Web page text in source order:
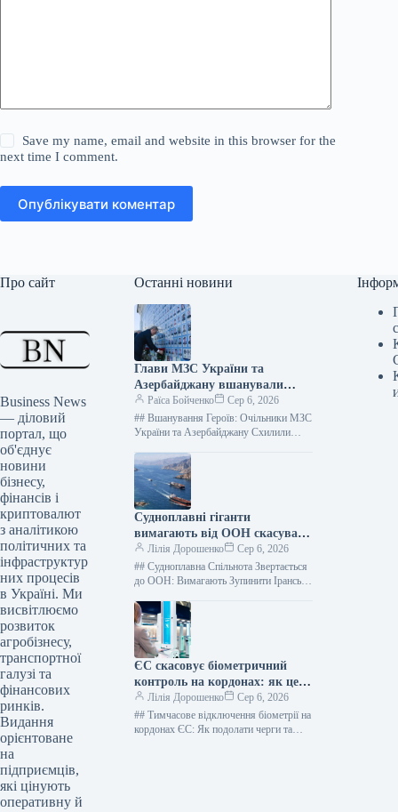
Save my name, email and website in this browser for the
next time I comment.
Опублікувати коментар
Про сайт
Business News
— діловий
портал, що
об'єднує
новини
бізнесу,
фінансів і
криптовалют
з аналітикою
політичних та
інфраструктур
них процесів
в Україні. Ми
висвітлюємо
розвиток
агробізнесу,
транспортної
галузі та
фінансових
ринків.
Видання
орієнтоване
на
підприємців,
які цінують
оперативну й
Останні новини
Глави МЗС України та
Азербайджану вшанували
полеглих захисників України
Раїса Бойченко
Сер 6, 2026
## Вшанування Героїв: Очільники МЗС
України та Азербайджану Схилили
Вітчизни 6 серпня 2026 року, у Києві…
Судноплавні гіганти
вимагають від ООН скасувати
збори за прохід Ормузькою
протокою
Лілія Дорошенко
Сер 6, 2026
## Судноплавна Спільнота Звертається
до ООН: Вимагають Зупинити Іранські
переглядів 6 серпня 2026, 17:50
Facebook0…
ЄС скасовує біометричний
контроль на кордонах: як це
вплине на черги
Лілія Дорошенко
Сер 6, 2026
## Тимчасове відключення біометрії на
кордонах ЄС: Як подолати черги та